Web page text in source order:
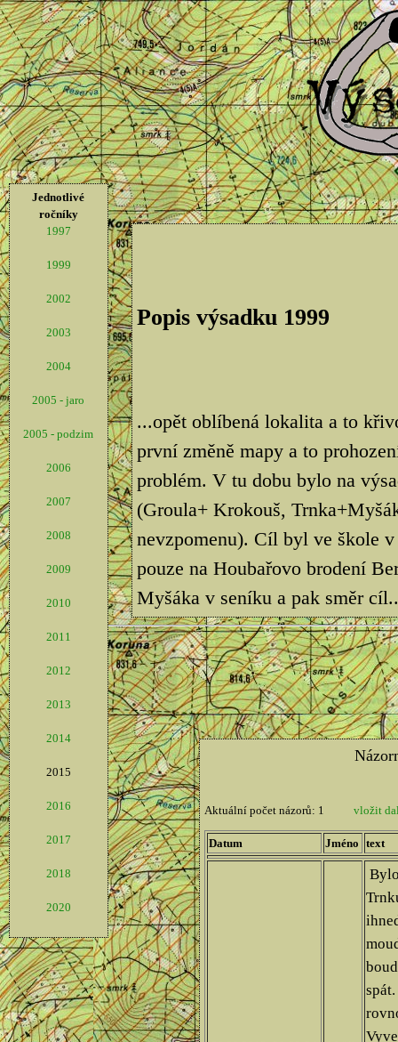
Jednotlivé
ročníky
1997
1999
2002
2003
2004
2005 - jaro
2005 - podzim
2006
2007
2008
2009
2010
2011
2012
2013
2014
2015
2016
2017
2018
2020
Popis výsadku 1999
...opět oblíbená lokalita a to
první změně mapy a to
problém. V tu dobu bylo na
(Groula+ Krokouš,
nevzpomenu). Cíl byl ve škole
pouze na Houbařovo brodení
Myšáka v seníku a pak směr